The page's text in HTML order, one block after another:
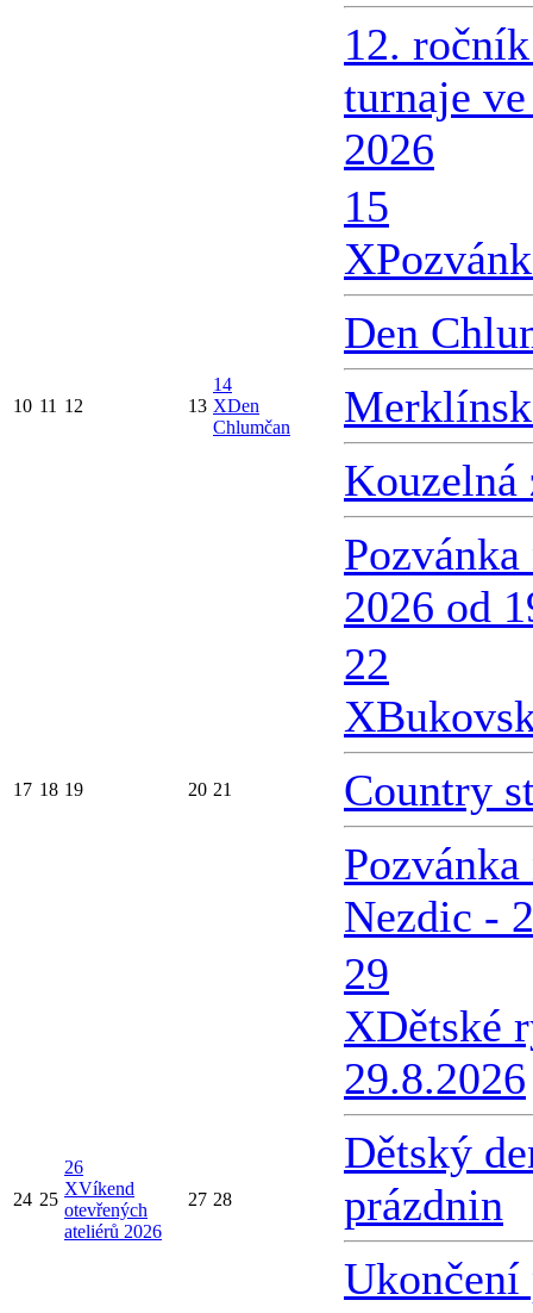
12.
turnaje
2026
10 11 12 13
14
XDen
Chlumčan
15
X
Den
Kouzelná
2026 od
17 18 19 20 21
22
X
Country
Nezdic -
24 25
26
XVíkend
otevřených
ateliérů 2026
27 28
29
XDětské
29.8.2026
Dětský
prázdnin
Ukončení